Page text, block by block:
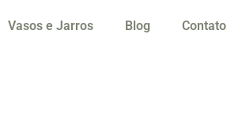
Vasos e Jarros Blog Contato